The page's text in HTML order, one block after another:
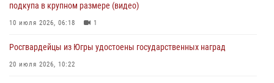
Офицеры Росгвардии и ветераны войск правопорядка почтили
память генерала армии Ивана Кирилловича Яковлева
В Югре при силовой поддержке ОМОН Росгвардии задержаны
подкупа в крупном размере (видео)
10 июля 2026, 06:18 1
Росгвардейцы из Югры удостоены государственных наград
20 июля 2026, 10:22